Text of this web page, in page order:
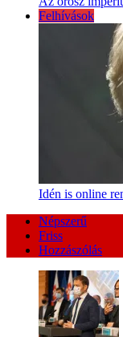
Felhívások
Idén is online
Népszerű
Friss
Hozzászólás